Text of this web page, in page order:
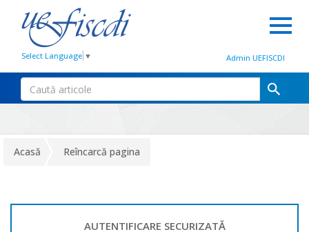
Select Language ▼ Admin UEFISCDI
Acasă Reîncarcă pagina
AUTENTIFICARE SECURIZATĂ